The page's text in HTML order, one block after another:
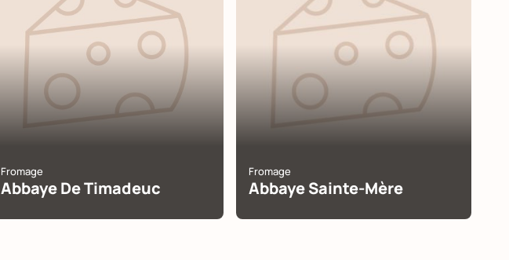
Fromage
Abbaye De Timadeuc
Fromage
Abbaye Sainte-Mère